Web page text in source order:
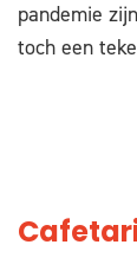
pandemie
toch een